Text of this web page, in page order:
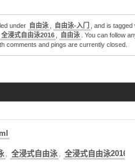
under 自由泳 自由泳-入门 , and is tagged
全浸式自由泳2016 自由泳
. You can follow
comments and pings are currently closed.
, 全浸式自由泳 , 全浸式自由泳2016